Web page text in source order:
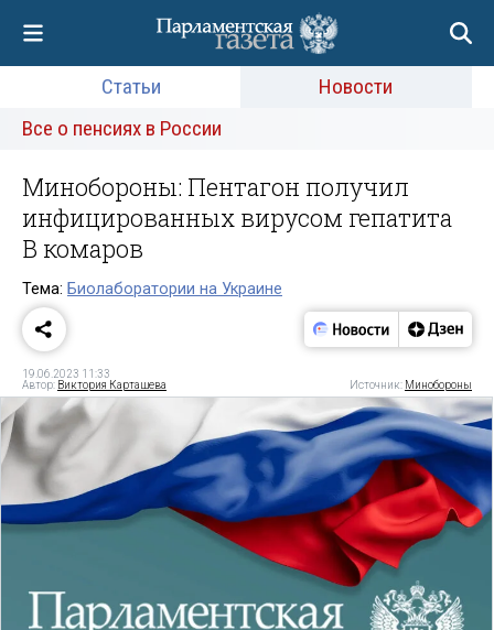
Статьи
Новости
Все о пенсиях в России
Минобороны: Пентагон получил
инфицированных вирусом гепатита
B комаров
Тема: Биолаборатории на Украине
19.06.2023 11:33
Автор: Виктория Карташева Источник: Минобороны